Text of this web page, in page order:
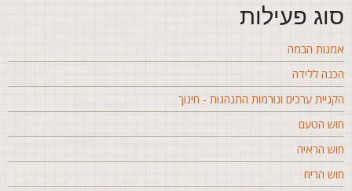
פעילות
הבמה
ללידה
ערכים ונורמות התנהגות - חינוך
הטעם
הראיה
הריח